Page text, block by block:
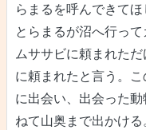
らまるを呼んできてほ
とらまるが沼へ行っ
ムササビに頼まれた
に頼まれたと言う。
に出会い、出会った
ねて山奥まで出かけ